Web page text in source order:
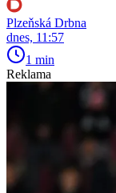
Plzeňská Drbna
dnes, 11:57
1 min
Reklama